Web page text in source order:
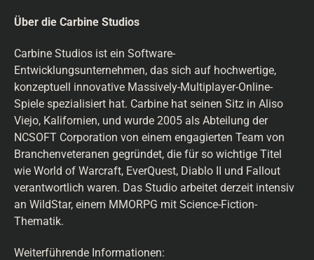
Über die Carbine Studios
Carbine Studios ist ein Software-
Entwicklungsunternehmen, das sich auf hochwertige,
konzeptuell innovative Massively-Multiplayer-Online-
Spiele spezialisiert hat. Carbine hat seinen Sitz in Aliso
Viejo, Kalifornien, und wurde 2005 als Abteilung der
NCSOFT Corporation von einem engagierten Team von
Branchenveteranen gegründet, die für so wichtige Titel
wie World of Warcraft, EverQuest, Diablo II und Fallout
verantwortlich waren. Das Studio arbeitet derzeit intensiv
an WildStar, einem MMORPG mit Science-Fiction-
Thematik.
Weiterführende Informationen: